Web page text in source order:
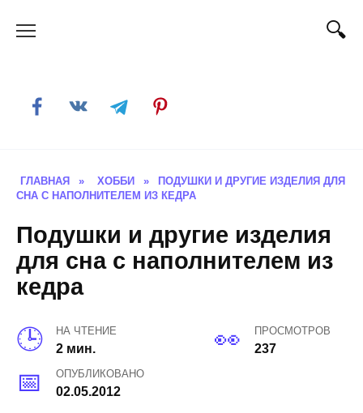
ГЛАВНАЯ » ХОББИ »
ПОДУШКИ И ДРУГИЕ ИЗДЕЛИЯ ДЛЯ
СНА С НАПОЛНИТЕЛЕМ ИЗ КЕДРА
Подушки и другие изделия
для сна с наполнителем из
кедра
НА ЧТЕНИЕ
2 мин.
ПРОСМОТРОВ
237
ОПУБЛИКОВАНО
02.05.2012